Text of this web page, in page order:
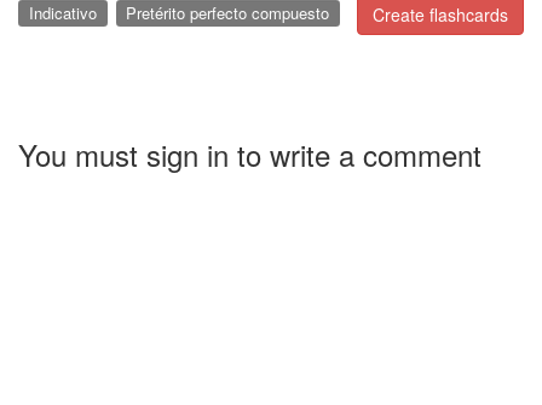
Create flashcards
Indicativo Pretérito perfecto compuesto
You must sign in to write a comment